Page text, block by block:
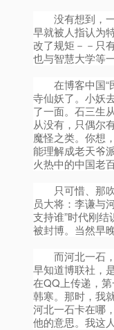
没有想到，一
早就被人指认为
改了规矩－－只
也与智慧大学等
在博客中国“
寺仙妖了。小妖
了一面。石三生
从没有，只偶尔
魔怪之类。你想
能理解成老天爷
火热中的中国老
只可惜、那吹
员大将：李谦与
支持谁”时代刚
被封博。当然早
而河北一石，
早知道博联社，
在QQ上传递，
韩寒。那时，我
河北一石卡在哪
他的意思。我这